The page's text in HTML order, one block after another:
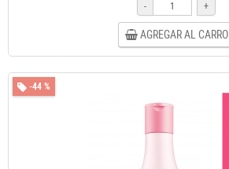
-
+
AGREGAR AL CARRO
-44 %